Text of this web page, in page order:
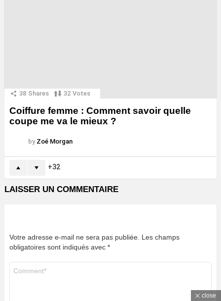
38 Shares 32 Votes
Coiffure femme : Comment savoir quelle
coupe me va le mieux ?
by Zoé Morgan
32
LAISSER UN COMMENTAIRE
Votre adresse e-mail ne sera pas publiée. Les champs
obligatoires sont indiqués avec *
close